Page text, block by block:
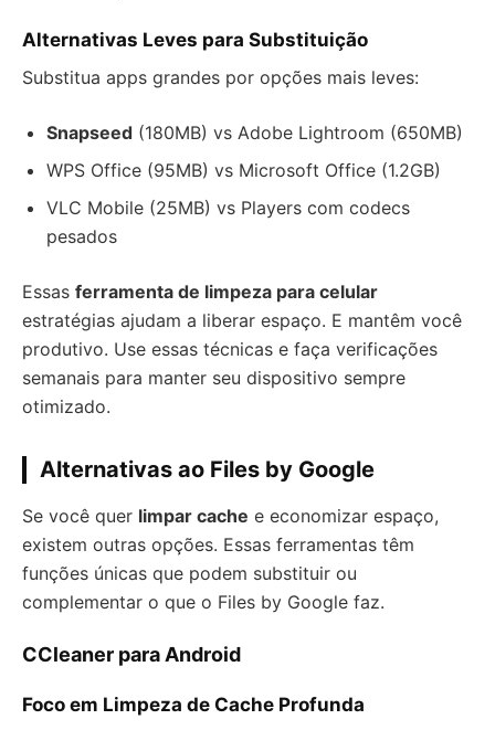
Alternativas Leves para Substituição
Substitua apps grandes por opções mais leves:
Snapseed (180MB) vs Adobe Lightroom (650MB)
WPS Office (95MB) vs Microsoft Office (1.2GB)
VLC Mobile (25MB) vs Players com codecs
pesados
Essas ferramenta de limpeza para celular
estratégias ajudam a liberar espaço. E mantêm você
produtivo. Use essas técnicas e faça verificações
semanais para manter seu dispositivo sempre
otimizado.
Alternativas ao Files by Google
Se você quer limpar cache e economizar espaço,
existem outras opções. Essas ferramentas têm
funções únicas que podem substituir ou
complementar o que o Files by Google faz.
CCleaner para Android
Foco em Limpeza de Cache Profunda